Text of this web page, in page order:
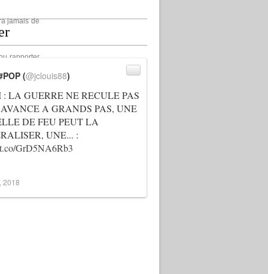
jamais de
rapporter
sollicité
LA GUERRE NE RECULE PAS
A GRANDS PAS, UNE
DE FEU PEUT LA
UNE... :
GrD5NA6Rb3
(@jclouis88)
2018